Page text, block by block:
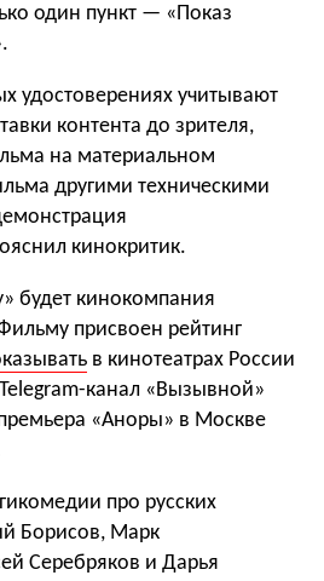
один пункт — «Показ
удостоверениях учитывают
контента до зрителя,
на материальном
другими техническими
кинокритик.
будет кинокомпания
присвоен рейтинг
в кинотеатрах России
канал «Вызывной»
премьера «Аноры» в Москве
про русских
Борисов, Марк
Серебряков и Дарья